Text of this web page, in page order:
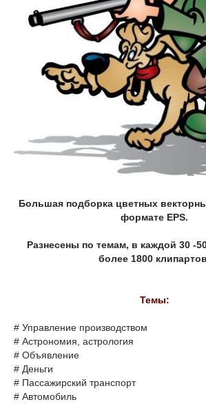
Большая подборка цветных
формате EPS.
Разнесены по темам, в каждой 30 -
более 1800
Темы:
# Управление производством
# Астрономия, астрология
# Объявление
# Деньги
# Пассажирский транспорт
# Автомобиль